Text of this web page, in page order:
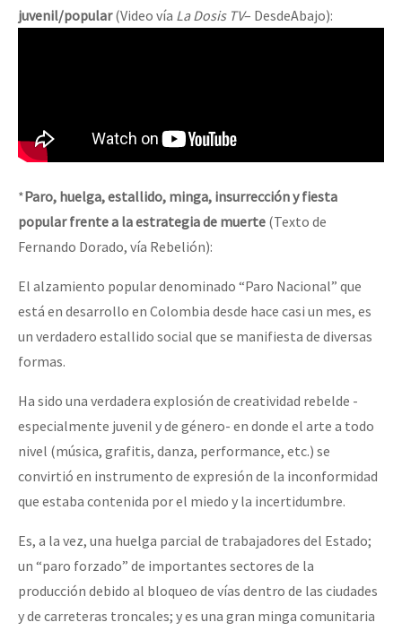
juvenil/popular(Video vía La Dosis TV– DesdeAbajo):
*Paro, huelga, estallido, minga, insurrección y fiesta
popular frente a la estrategia de muerte (Texto de
Fernando Dorado, vía Rebelión):
El alzamiento popular denominado “Paro Nacional” que
está en desarrollo en Colombia desde hace casi un mes, es
un verdadero estallido social que se manifiesta de diversas
formas.
Ha sido una verdadera explosión de creatividad rebelde -
especialmente juvenil y de género- en donde el arte a todo
nivel (música, grafitis, danza, performance, etc.) se
convirtió en instrumento de expresión de la inconformidad
que estaba contenida por el miedo y la incertidumbre.
Es, a la vez, una huelga parcial de trabajadores del Estado;
un “paro forzado” de importantes sectores de la
producción debido al bloqueo de vías dentro de las ciudades
y de carreteras troncales; y es una gran minga comunitaria